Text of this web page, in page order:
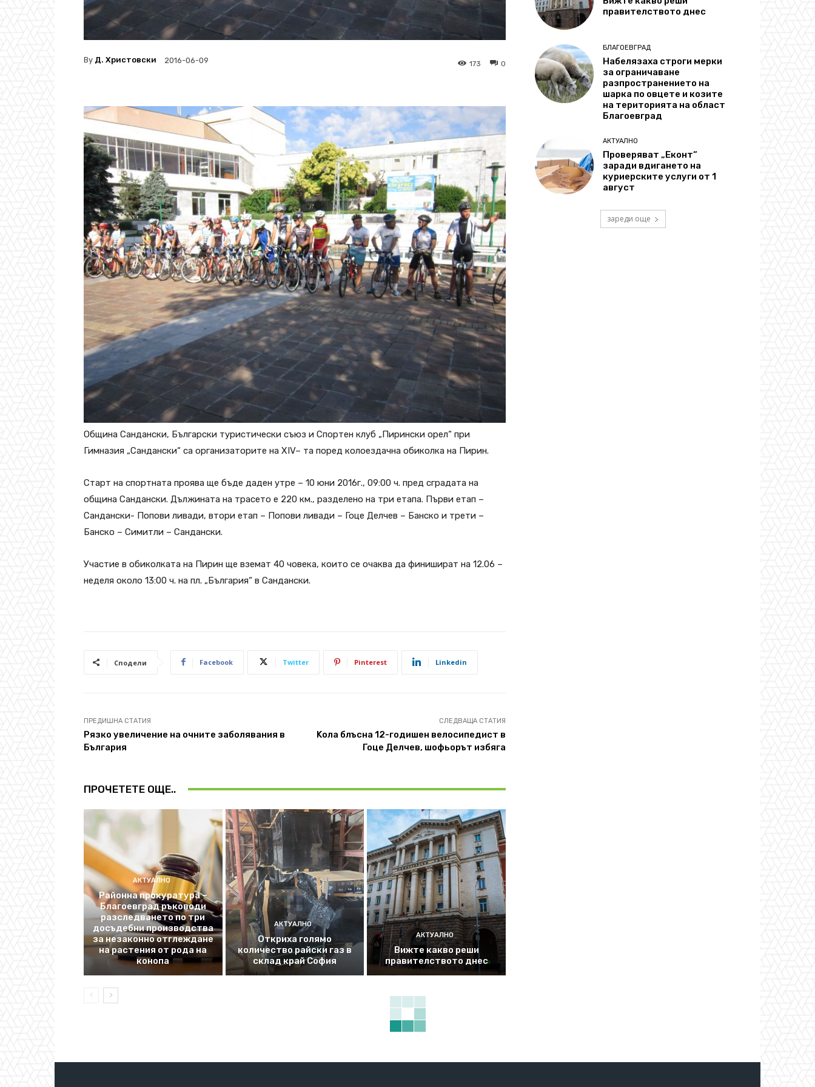
By Д. Христовски 2016-06-09 0
173
Община Сандански, Български туристически съюз и Спортен клуб „Пирински орел“ при
Гимназия „Сандански“ са организаторите на XIV– та поред колоездачна обиколка на Пирин.
Старт на спортната проява ще бъде даден утре – 10 юни 2016г., 09:00 ч. пред сградата на
община Сандански. Дължината на трасето е 220 км., разделено на три етапа. Първи етап –
Сандански- Попови ливади, втори етап – Попови ливади – Гоце Делчев – Банско и трети –
Банско – Симитли – Сандански.
Участие в обиколката на Пирин ще вземат 40 човека, които се очаква да финишират на 12.06 –
неделя около 13:00 ч. на пл. „България“ в Сандански.
Сподели Facebook Twitter Pinterest Linkedin
ПРЕДИШНА СТАТИЯ
Рязко увеличение на очните заболявания в
България
СЛЕДВАЩА СТАТИЯ
Koла блъсна 12-годишен велосипедист в
Гоце Делчев, шофьорът избяга
ПРОЧЕТЕТЕ ОЩЕ..
АКТУАЛНО
Районна прокуратура –
Благоевград ръководи
разследването по три
досъдебни производства
за незаконно отглеждане
на растения от рода на
конопа
АКТУАЛНО
Откриха голямо
количество райски газ в
склад край София
АКТУАЛНО
Вижте какво реши
правителството днес
правителството днес
БЛАГОЕВГРАД
Набелязаха строги мерки
за ограничаване
разпространението на
шарка по овцете и козите
на територията на област
Благоевград
АКТУАЛНО
Проверяват „Еконт“
заради вдигането на
куриерските услуги от 1
август
зареди още